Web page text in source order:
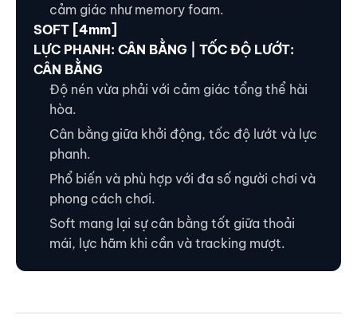
cảm giác như memory foam.
SOFT [4mm]
LỰC PHANH: CÂN BẰNG | TỐC ĐỘ LƯỚT:
CÂN BẰNG
Độ nén vừa phải với cảm giác tổng thể hài
hòa.
Cân bằng giữa khởi động, tốc độ lướt và lực
phanh.
Phổ biến và phù hợp với đa số người chơi và
phong cách chơi.
Soft mang lại sự cân bằng tốt giữa thoải
mái, lực hãm khi cần và tracking mượt.